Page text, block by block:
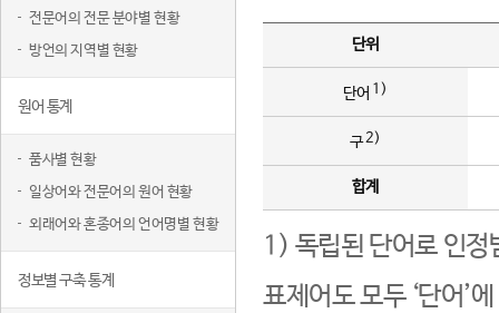
전문어의 전문 분야별 현황
방언의 지역별 현황
원어 통계
품사별 현황
일상어와 전문어의 원어 현황
외래어와 혼종어의 언어명별 현황
정보별 구축 통계
단위
단어 1)
구2)
합계
1) 독립된 단어로 인정
표제어도 모두 ‘단어’